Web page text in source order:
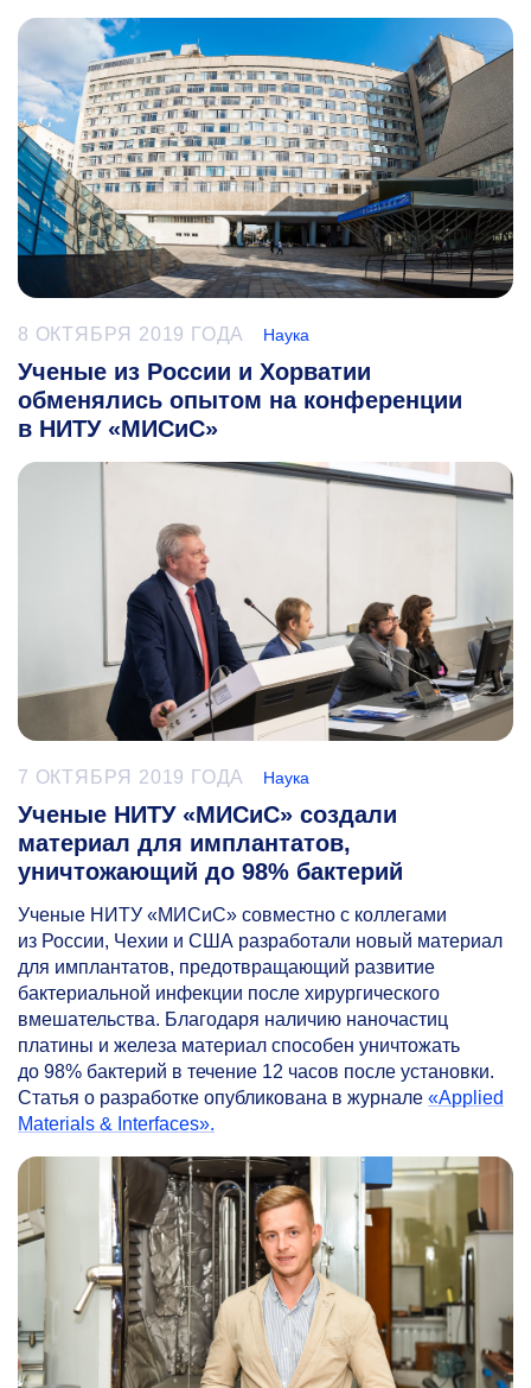
8 ОКТЯБРЯ 2019 ГОДА Наука
Ученые из России и Хорватии
обменялись опытом на конференции
в НИТУ «МИСиС»
7 ОКТЯБРЯ 2019 ГОДА Наука
Ученые НИТУ «МИСиС» создали
материал для имплантатов,
уничтожающий до 98% бактерий
Ученые НИТУ «МИСиС» совместно с коллегами
из России, Чехии и США разработали новый материал
для имплантатов, предотвращающий развитие
бактериальной инфекции после хирургического
вмешательства. Благодаря наличию наночастиц
платины и железа материал способен уничтожать
до 98% бактерий в течение 12 часов после установки.
Статья о разработке опубликована в журнале «Applied
Materials & Interfaces».